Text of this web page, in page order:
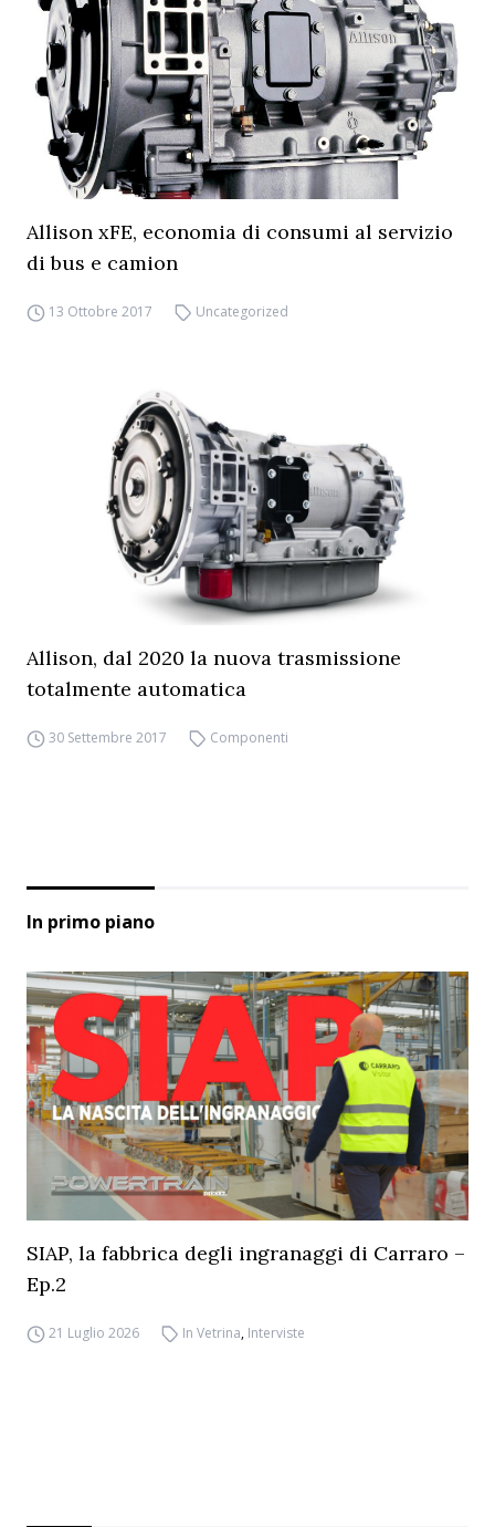
Allison xFE, economia di consumi al servizio
di bus e camion
13 Ottobre 2017 Uncategorized
Allison, dal 2020 la nuova trasmissione
totalmente automatica
30 Settembre 2017 Componenti
In primo piano
SIAP, la fabbrica degli ingranaggi di Carraro –
Ep.2
21 Luglio 2026 In Vetrina, Interviste